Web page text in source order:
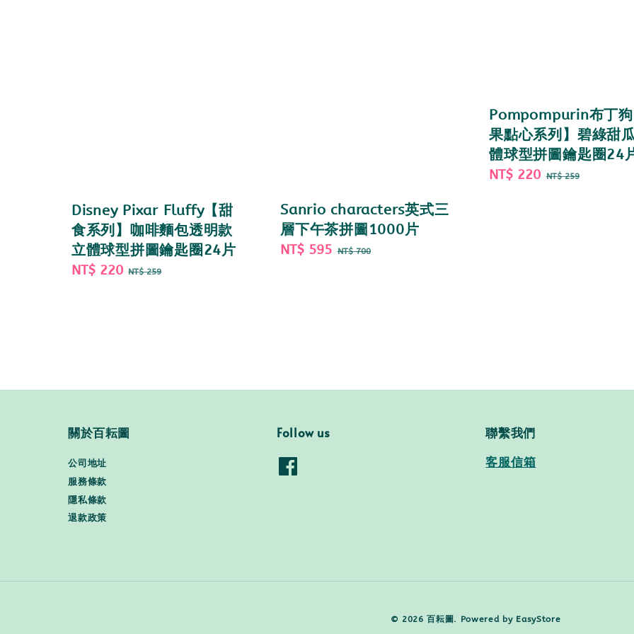
Disney Pixar Fluffy【甜
食系列】咖啡麵包透明款
立體球型拼圖鑰匙圈24片
Sale
NT$ 220 Regular
NT$ 259
Sanrio characters英式三
層下午茶拼圖1000片
Sale
NT$ 595 Regular
NT$ 700
Pompompurin布丁
果點心系列】碧綠甜
體球型拼圖鑰匙圈24
Sale
NT$ 220 Regular
NT$ 259
關於百耘圖
公司地址
服務條款
隱私條款
退款政策
Follow us 聯繫我們
客服信箱
© 2026 百耘圖. Powered by EasyStore